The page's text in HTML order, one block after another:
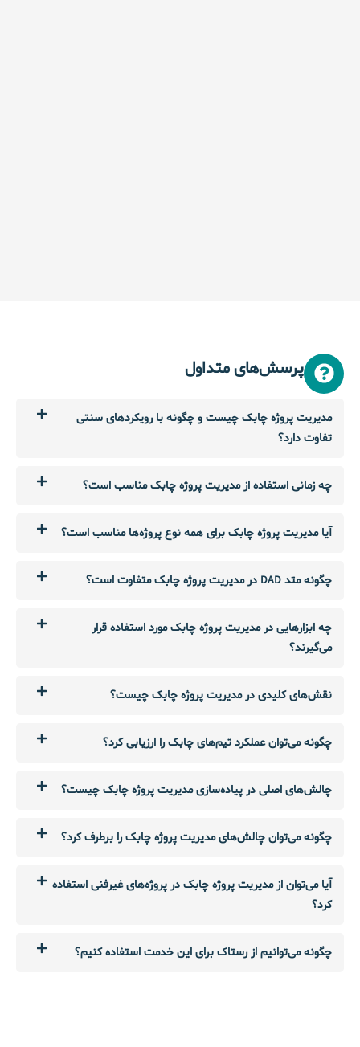
پرسش‌های متداول
مدیریت پروژه چابک چیست و چگونه با رویکردهای سنتی
تفاوت دارد؟
چه زمانی استفاده از مدیریت پروژه چابک مناسب است؟
آیا مدیریت پروژه چابک برای همه نوع پروژه‌ها مناسب است؟
چگونه متد DAD در مدیریت پروژه چابک متفاوت است؟
چه ابزارهایی در مدیریت پروژه چابک مورد استفاده قرار
می‌گیرند؟
نقش‌های کلیدی در مدیریت پروژه چابک چیست؟
چگونه می‌توان عملکرد تیم‌های چابک را ارزیابی کرد؟
چالش‌های اصلی در پیاده‌سازی مدیریت پروژه چابک چیست؟
چگونه می‌توان چالش‌های مدیریت پروژه چابک را برطرف کرد؟
آیا می‌توان از مدیریت پروژه چابک در پروژه‌های غیرفنی استفاده
کرد؟
چگونه می‌توانیم از رستاک برای این خدمت استفاده کنیم؟